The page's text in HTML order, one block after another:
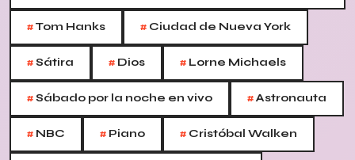
#Tom Hanks # Ciudad de Nueva York
#Sátira # Dios # Lorne Michaels
#Sábado por la noche en vivo #Astronauta
# NBC # Piano # Cristóbal Walken